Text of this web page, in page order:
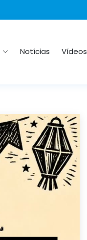
Notícias Vídeos